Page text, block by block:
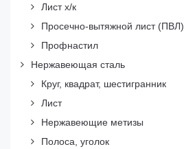
Лист х/к
Просечно-вытяжной лист (ПВЛ)
Профнастил
Нержавеющая сталь
Круг, квадрат, шестигранник
Лист
Нержавеющие метизы
Полоса, уголок